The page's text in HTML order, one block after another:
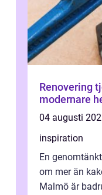
Renovering tjörn trygg
modernare
04 augusti
inspiration
En
om mer än
Malmö är